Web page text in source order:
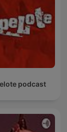
podcast